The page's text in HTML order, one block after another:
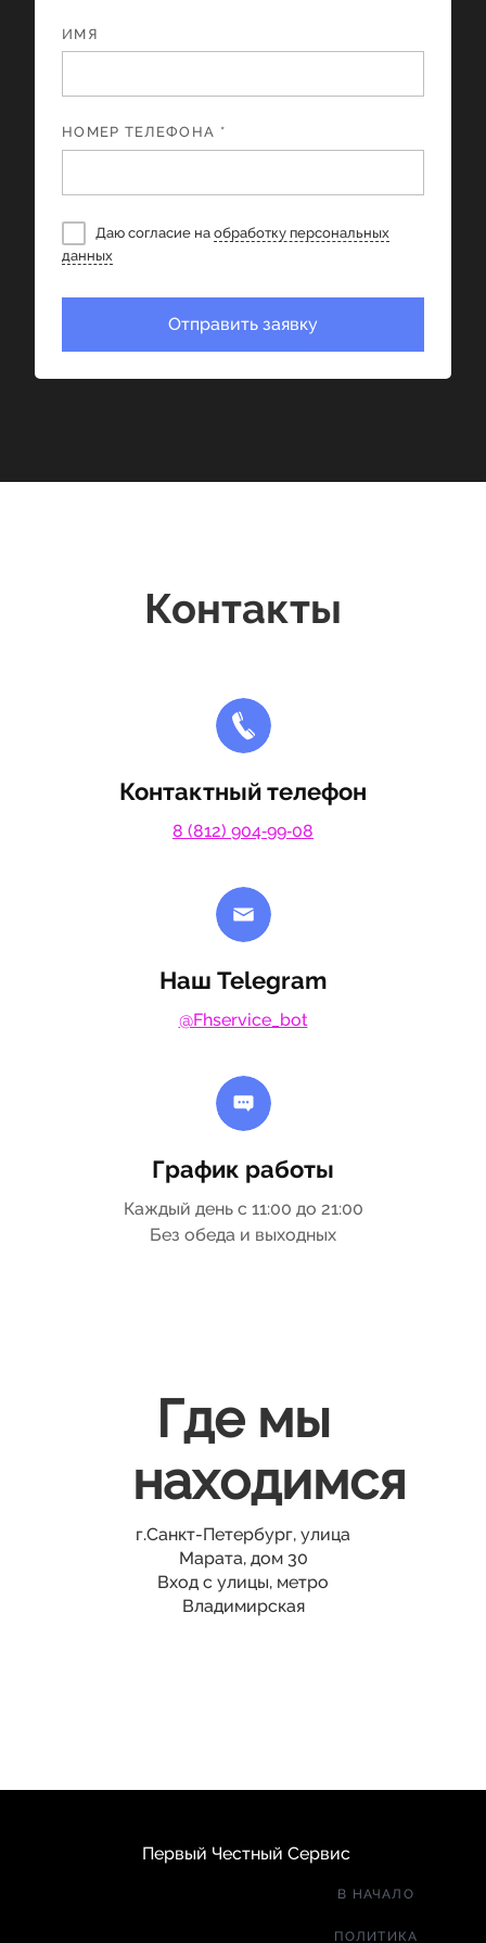
ИМЯ
НОМЕР ТЕЛЕФОНА *
Даю согласие на обработку персональных
данных
Отправить заявку
Контакты
Контактный телефон
8 (812) 904‑99‑08
Наш Telegram
@Fhservice_bot
График работы
Каждый день с 11:00 до 21:00
Без обеда и выходных
Где мы
находимся
г.Санкт-Петербург, улица
Марата, дом 30
Вход с улицы, метро
Владимирская
Первый Честный Сервис
В НАЧАЛО
ПОЛИТИКА